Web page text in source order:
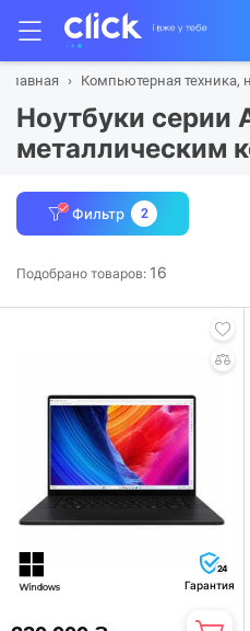
Главная Компьютерная техника,
Ноутбуки серии
металлическим
Фильтр 2
Подобрано товаров: 16
24
Гарантия